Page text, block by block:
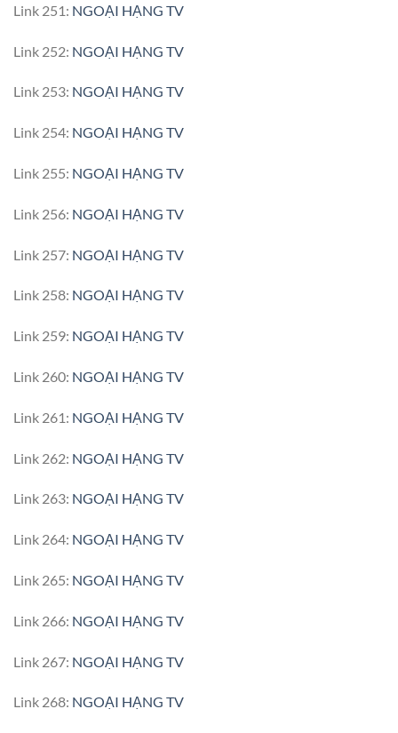
Link 251: NGOẠI HẠNG TV
Link 252: NGOẠI HẠNG TV
Link 253: NGOẠI HẠNG TV
Link 254: NGOẠI HẠNG TV
Link 255: NGOẠI HẠNG TV
Link 256: NGOẠI HẠNG TV
Link 257: NGOẠI HẠNG TV
Link 258: NGOẠI HẠNG TV
Link 259: NGOẠI HẠNG TV
Link 260: NGOẠI HẠNG TV
Link 261: NGOẠI HẠNG TV
Link 262: NGOẠI HẠNG TV
Link 263: NGOẠI HẠNG TV
Link 264: NGOẠI HẠNG TV
Link 265: NGOẠI HẠNG TV
Link 266: NGOẠI HẠNG TV
Link 267: NGOẠI HẠNG TV
Link 268: NGOẠI HẠNG TV